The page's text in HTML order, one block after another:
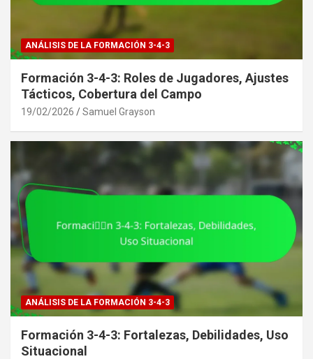
ANÁLISIS DE LA FORMACIÓN 3-4-3
Formación 3-4-3: Roles de Jugadores, Ajustes
Tácticos, Cobertura del Campo
19/02/2026 Samuel Grayson
ANÁLISIS DE LA FORMACIÓN 3-4-3
Formación 3-4-3: Fortalezas, Debilidades, Uso
Situacional